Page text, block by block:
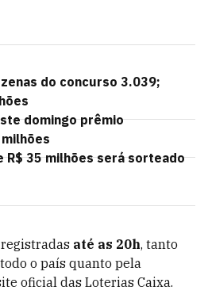
do concurso 3.039;
domingo prêmio
R$ 35 milhões será sorteado
até as 20h, tanto
o país quanto pela
oficial das Loterias Caixa.